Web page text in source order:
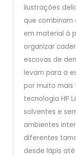
ilustrações
que combinam
em material à
organizar
escovas de
levam para a
por muito mais
tecnologia HP
solventes e
ambientes
diferentes
desde lápis